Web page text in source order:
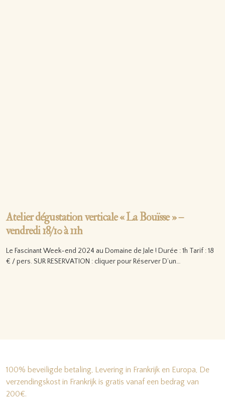
Atelier dégustation verticale « La Bouïsse » –
vendredi 18/10 à 11h
Le Fascinant Week-end 2024 au Domaine de Jale ! Durée : 1h Tarif : 18
€ / pers. SUR RESERVATION : cliquer pour Réserver D’un…
100% beveiligde betaling, Levering in Frankrijk en Europa, De
verzendingskost in Frankrijk is gratis vanaf een bedrag van
200€.